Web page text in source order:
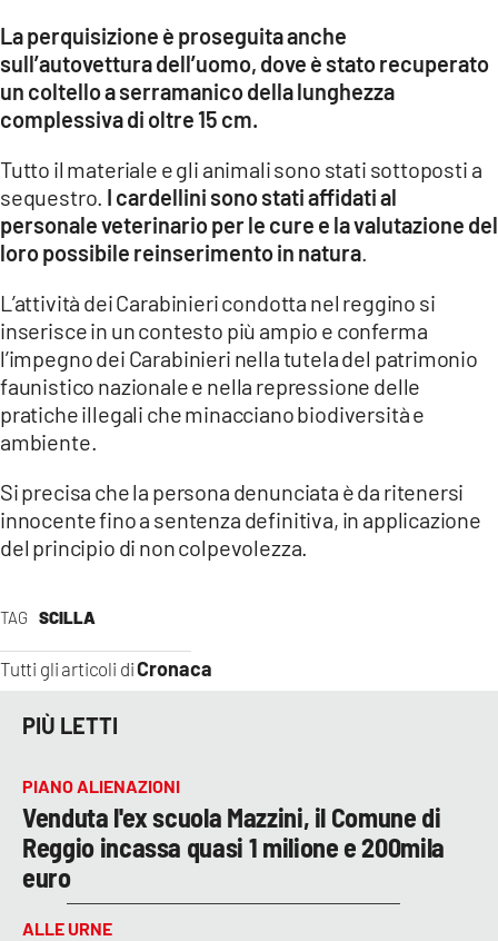
App
ANDROID
APPLE
TAG SCILLA
Tutti gli articoli diCronaca
La perquisizione è proseguita anche
sull’autovettura dell’uomo, dove è stato recuperato
un coltello a serramanico della lunghezza
complessiva di oltre 15 cm.
Tutto il materiale e gli animali sono stati sottoposti a
sequestro. I cardellini sono stati affidati al
personale veterinario per le cure e la valutazione del
loro possibile reinserimento in natura
L’attività dei Carabinieri condotta nel reggino si
inserisce in un contesto più ampio e conferma
l’impegno dei Carabinieri nella tutela del patrimonio
faunistico nazionale e nella repressione delle
pratiche illegali che minacciano biodiversità e
ambiente.
Si precisa che la persona denunciata è da ritenersi
innocente fino a sentenza definitiva, in applicazione
del principio di non colpevolezza.
PIÙ LETTI
PIANO ALIENAZIONI
Venduta l'ex scuola Mazzini, il Comune di
Reggio incassa quasi 1 milione e 200mila
euro
ALLE URNE